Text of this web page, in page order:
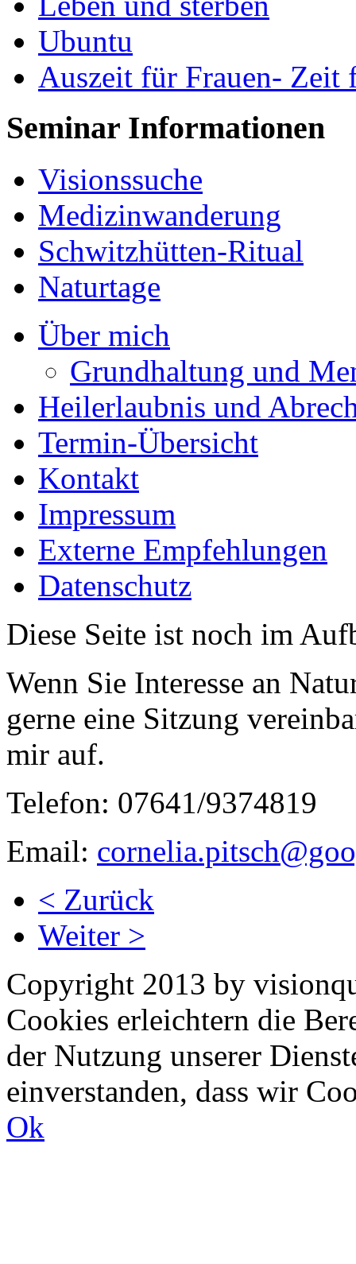
Ubuntu
Auszeit für Frauen- Zeit
Seminar Informationen
Visionssuche
Medizinwanderung
Schwitzhütten-Ritual
Naturtage
Über mich
Grundhaltung und
Heilerlaubnis und
Termin-Übersicht
Kontakt
Impressum
Externe Empfehlungen
Datenschutz
Diese Seite ist noch im
Wenn Sie Interesse an
gerne eine Sitzung
mir auf.
Telefon: 07641/9374819
Email:
< Zurück
Weiter >
Copyright 2013 by
Cookies erleichtern die
der Nutzung unserer
einverstanden, dass wir
Ok